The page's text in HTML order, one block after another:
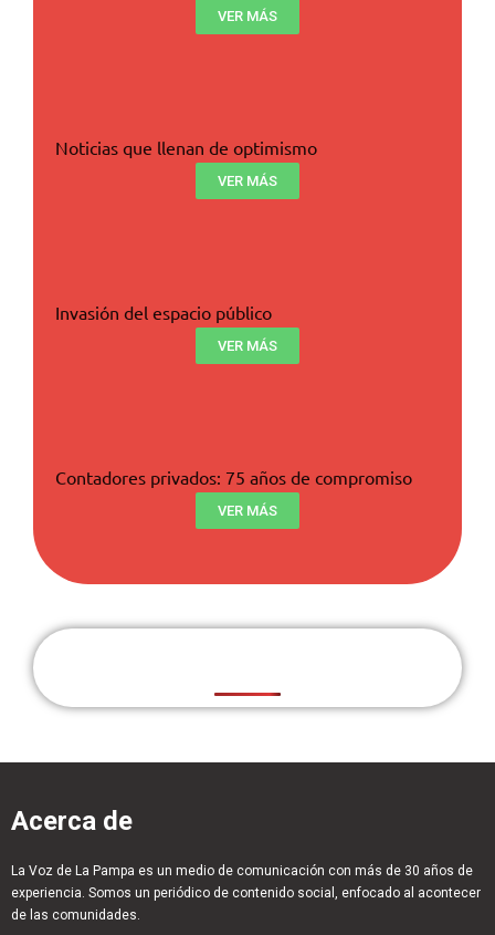
VER MÁS
Noticias que llenan de optimismo
VER MÁS
Invasión del espacio público
VER MÁS
Contadores privados: 75 años de compromiso
VER MÁS
Acerca de
La Voz de La Pampa es un medio de comunicación con más de 30 años de
experiencia. Somos un periódico de contenido social, enfocado al acontecer
de las comunidades.